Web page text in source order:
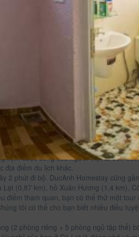
Trần Thánh Tông , phường 3, thành
kỳ nơi nào khác bạn sẽ có ở Đà Lạt.
tâm thành phố Đà Lạt, là một lựa
toàn cảnh đẹp của công viên và
cuộc sống của người Việt từ bên
địa điểm du lịch khác.
2 phút đi bộ. DucAnh Homestay cũng
(0,87 km), hồ Xuân Hương (1,4 km),
điểm tham quan, bạn có thể thử một
tôi có thể cho bạn biết nhiều điều
(2 phòng riêng + 5 phòng ngủ tập thể)